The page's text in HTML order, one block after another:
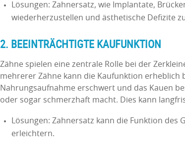
Lösungen: Zahnersatz, wie Implantate,
wiederherzustellen und ästhetische Defizite
2. BEEINTRÄCHTIGTE KAUFUNKTION
Zähne spielen eine zentrale Rolle bei der
mehrerer Zähne kann die Kaufunktion erheblich
Nahrungsaufnahme erschwert und das Kauen
oder sogar schmerzhaft macht. Dies kann
Lösungen: Zahnersatz kann die Funktion des
erleichtern.